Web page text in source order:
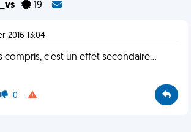
19
2016 13:04
compris, c'est un effet secondaire…
0